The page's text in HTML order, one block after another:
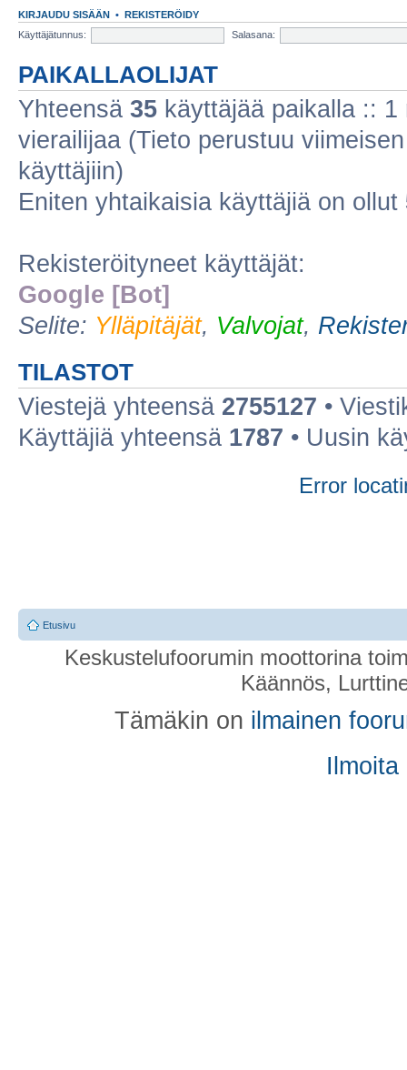
KIRJAUDU SISÄÄN • REKISTERÖIDY
Käyttäjätunnus:
Salasana:
PAIKALLAOLIJAT
Yhteensä 35 käyttäjää paikalla ::
vierailijaa (Tieto perustuu
käyttäjiin)
Eniten yhtaikaisia käyttäjiä on ollut
Rekisteröityneet käyttäjät:
Google [Bot]
Selite: Ylläpitäjät, Valvojat,
TILASTOT
Viestejä yhteensä 2755127 •
Käyttäjiä yhteensä 1787 • Uusin
Error
Etusivu
Keskustelufoorumin moottorina
Käännös,
Tämäkin on ilmainen